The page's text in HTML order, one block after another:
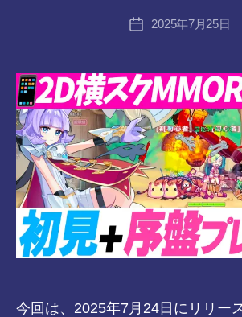
投
稿
a
8-
vr
投
2025年7月25日
今回は、2025年7月24日にリリー